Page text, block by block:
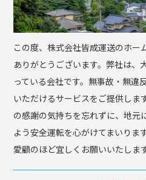
この度、株式会社皆成運送のホー
ありがとうございます。弊社は、
っている会社です。無事故・無違
いただけるサービスをご提供しま
の感謝の気持ちを忘れずに、地元
よう安全運転を心がけてまいりま
愛顧のほど宜しくお願いいたします